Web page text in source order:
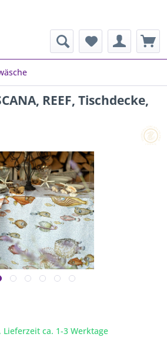
REEF, Tischdecke,
ca. 1-3 Werktage